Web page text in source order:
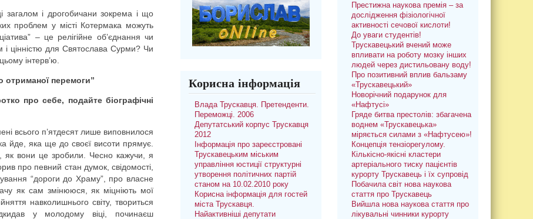
і дрогобичани зокрема і що
проблем у місті Котермака можуть
– це релігійне об’єднання чи
і цінністю для Святослава Сурми? Чи
інтерв’ю.
отриманої перемоги”
про себе, подайте біографічні
всього п’ятдесят лише виповнилося
йде, яка ще до своєї висоти прямує.
як вони це зробили. Чесно кажучи, я
про певний стан думок, свідомості,
“дороги до Храму”, про власне
як сам змінююся, як міцніють мої
навколишнього світу, твориться
у молодому віці, починаєш
Корисна інформація
Влада Трускавця. Претенденти.
Переможці. 2006
Депутатський корпус Трускавця
2012
Інформація про зареєстровані
Трускавецьким міським
управління юстиції структурні
утворення політичних партій
станом на 10.02.2010 року
Корисна інформація для гостей
міста Трускавця.
Найактивніші депутати
Престижна наукова премія – за
дослідження фізіологічної
активності сечової кислоти!
До уваги студентів!
Трускавецький вчений може
впливати на роботу мозку інших
людей через дистильовану воду!
Про позитивний вплив бальзаму
«Трускавецький»
Новорічний подарунок для
«Нафтусі»
Гряде битва престолів: збагачена
воднем «Трускавецька»
міряється силами з «Нафтусею»!
Концепція тензіорегулому.
Кількісно-якісні кластери
артеріального тиску пацієнтів
курорту Трускавець і їх супровід
Побачила світ нова наукова
стаття про Трускавець
Вийшла нова наукова стаття про
лікувальні чинники курорту